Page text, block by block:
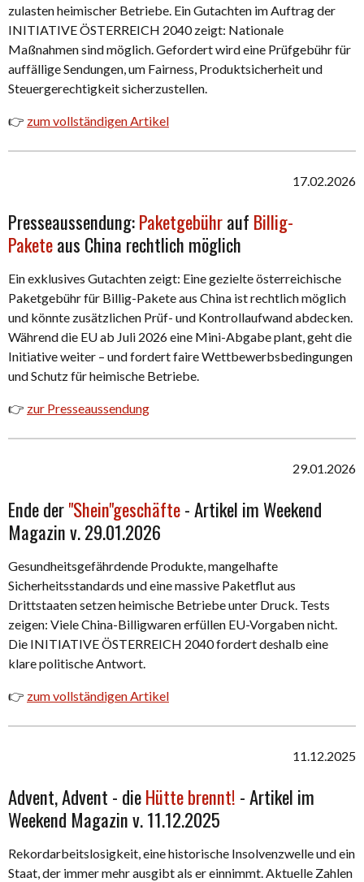
zulasten heimischer Betriebe. Ein Gutachten im Auftrag der
INITIATIVE ÖSTERREICH 2040 zeigt: Nationale
Maßnahmen sind möglich. Gefordert wird eine Prüfgebühr für
auffällige Sendungen, um Fairness, Produktsicherheit und
Steuergerechtigkeit sicherzustellen.
👉 zum vollständigen Artikel
17.02.2026
Presseaussendung:Paketgebührauf Billig-
Paketeaus China rechtlich möglich
Ein exklusives Gutachten zeigt: Eine gezielte österreichische
Paketgebühr für Billig-Pakete aus China ist rechtlich möglich
und könnte zusätzlichen Prüf- und Kontrollaufwand abdecken.
Während die EU ab Juli 2026 eine Mini-Abgabe plant, geht die
Initiative weiter – und fordert faire Wettbewerbsbedingungen
und Schutz für heimische Betriebe.
👉 zur Presseaussendung
29.01.2026
Ende der"Shein"geschäfte- Artikel im Weekend
Magazin v. 29.01.2026
Gesundheitsgefährdende Produkte, mangelhafte
Sicherheitsstandards und eine massive Paketflut aus
Drittstaaten setzen heimische Betriebe unter Druck. Tests
zeigen: Viele China-Billigwaren erfüllen EU-Vorgaben nicht.
Die INITIATIVE ÖSTERREICH 2040 fordert deshalb eine
klare politische Antwort.
👉 zum vollständigen Artikel
11.12.2025
Advent, Advent - dieHütte brennt! - Artikel im
Weekend Magazin v. 11.12.2025
Rekordarbeitslosigkeit, eine historische Insolvenzwelle und ein
Staat, der immer mehr ausgibt als er einnimmt. Aktuelle Zahlen